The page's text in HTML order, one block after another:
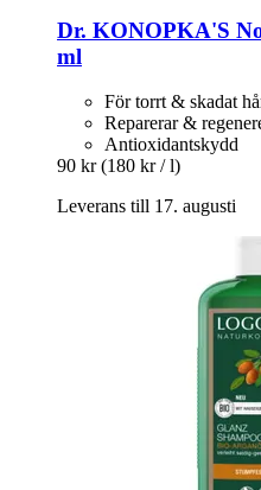
Dr. KONOPKA'S
ml
För torrt & skadat
Reparerar &
Antioxidantskydd
90 kr (180 kr / l)
Leverans till 17. augusti